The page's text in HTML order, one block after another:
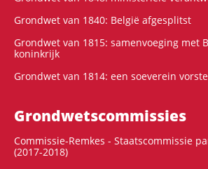
Grondwet van 1840: België afgesplitst
Grondwet van 1815: samenvoeging met
koninkrijk
Grondwet van 1814: een soeverein
Grondwets­commissies
Commissie-Remkes - Staatscommissie
(2017-2018)